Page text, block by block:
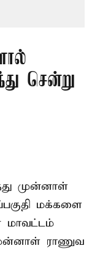
சென்று
முன்னாள்
மக்களை
மாவட்டம்
ராணுவ